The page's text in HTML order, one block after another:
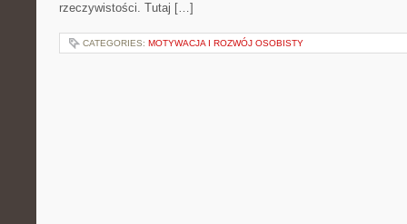
rzeczywistości. Tutaj […]
CATEGORIES: MOTYWACJA I ROZWÓJ OSOBISTY